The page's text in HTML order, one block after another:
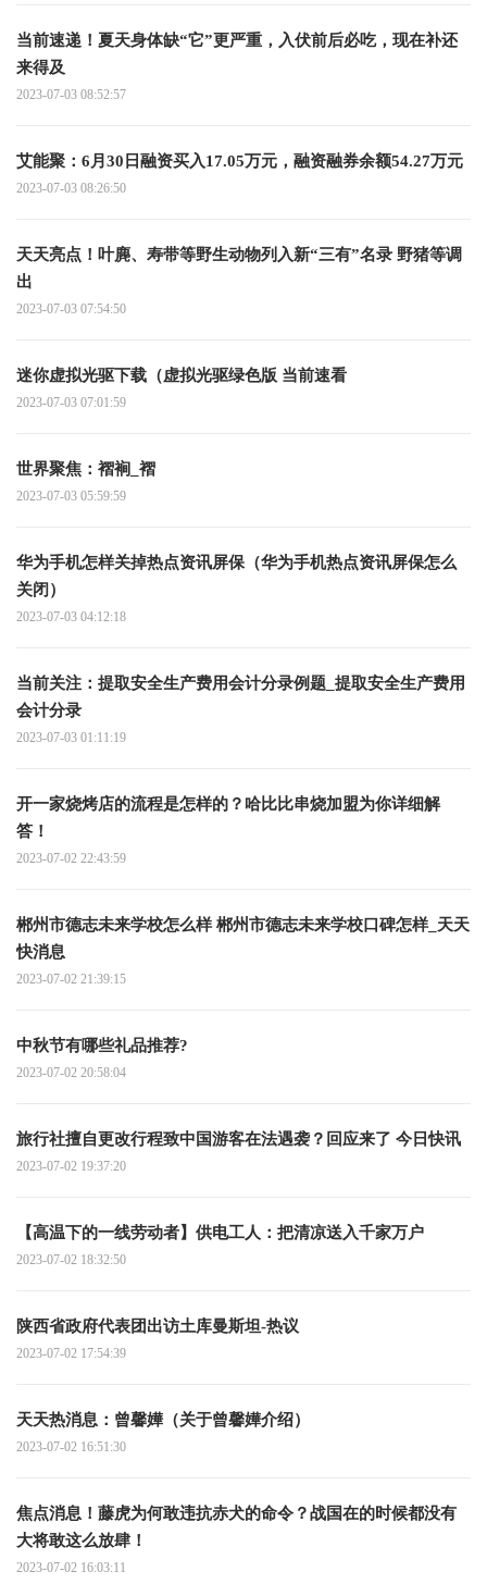
当前速递！夏天身体缺“它”更严重，入伏前后必吃，现在补还
来得及
2023-07-03 08:52:57
艾能聚：6月30日融资买入17.05万元，融资融券余额54.27万元
2023-07-03 08:26:50
天天亮点！叶麂、寿带等野生动物列入新“三有”名录 野猪等调
出
2023-07-03 07:54:50
迷你虚拟光驱下载（虚拟光驱绿色版 当前速看
2023-07-03 07:01:59
世界聚焦：褶裥_褶
2023-07-03 05:59:59
华为手机怎样关掉热点资讯屏保（华为手机热点资讯屏保怎么
关闭）
2023-07-03 04:12:18
当前关注：提取安全生产费用会计分录例题_提取安全生产费用
会计分录
2023-07-03 01:11:19
开一家烧烤店的流程是怎样的？哈比比串烧加盟为你详细解
答！
2023-07-02 22:43:59
郴州市德志未来学校怎么样 郴州市德志未来学校口碑怎样_天天
快消息
2023-07-02 21:39:15
中秋节有哪些礼品推荐?
2023-07-02 20:58:04
旅行社擅自更改行程致中国游客在法遇袭？回应来了 今日快讯
2023-07-02 19:37:20
【高温下的一线劳动者】供电工人：把清凉送入千家万户
2023-07-02 18:32:50
陕西省政府代表团出访土库曼斯坦-热议
2023-07-02 17:54:39
天天热消息：曾馨嬅（关于曾馨嬅介绍）
2023-07-02 16:51:30
焦点消息！藤虎为何敢违抗赤犬的命令？战国在的时候都没有
大将敢这么放肆！
2023-07-02 16:03:11